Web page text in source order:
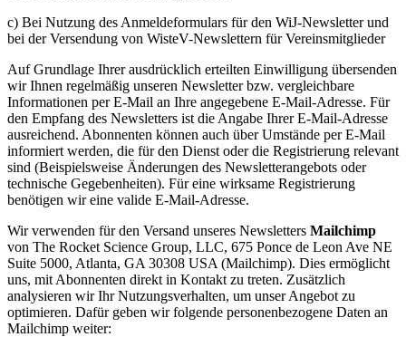
c) Bei Nutzung des Anmeldeformulars für den WiJ-Newsletter und
bei der Versendung von WisteV-Newslettern für Vereinsmitglieder
Auf Grundlage Ihrer ausdrücklich erteilten Einwilligung übersenden
wir Ihnen regelmäßig unseren Newsletter bzw. vergleichbare
Informationen per E-Mail an Ihre angegebene E-Mail-Adresse. Für
den Empfang des Newsletters ist die Angabe Ihrer E-Mail-Adresse
ausreichend. Abonnenten können auch über Umstände per E-Mail
informiert werden, die für den Dienst oder die Registrierung relevant
sind (Beispielsweise Änderungen des Newsletterangebots oder
technische Gegebenheiten). Für eine wirksame Registrierung
benötigen wir eine valide E-Mail-Adresse.
Wir verwenden für den Versand unseres Newsletters Mailchimp
von The Rocket Science Group, LLC, 675 Ponce de Leon Ave NE
Suite 5000, Atlanta, GA 30308 USA (Mailchimp). Dies ermöglicht
uns, mit Abonnenten direkt in Kontakt zu treten. Zusätzlich
analysieren wir Ihr Nutzungsverhalten, um unser Angebot zu
optimieren. Dafür geben wir folgende personenbezogene Daten an
Mailchimp weiter: